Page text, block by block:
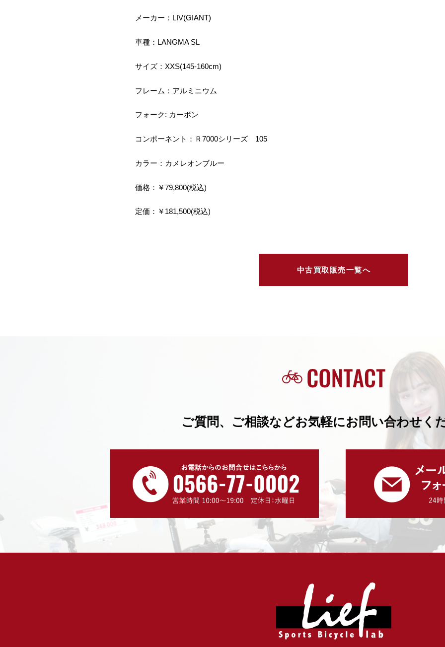
メーカー：LIV(GIANT)
車種：LANGMA SL
サイズ：XXS(145-160cm)
フレーム：アルミニウム
フォーク: カーボン
コンポーネント：Ｒ7000シリーズ 105
カラー：カメレオンブルー
価格：￥79,800(税込)
定価：￥181,500(税込)
中古買取販売一覧へ
ご質問、ご相談などお気軽にお問い合わせく